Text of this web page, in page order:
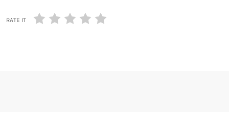
RATE IT